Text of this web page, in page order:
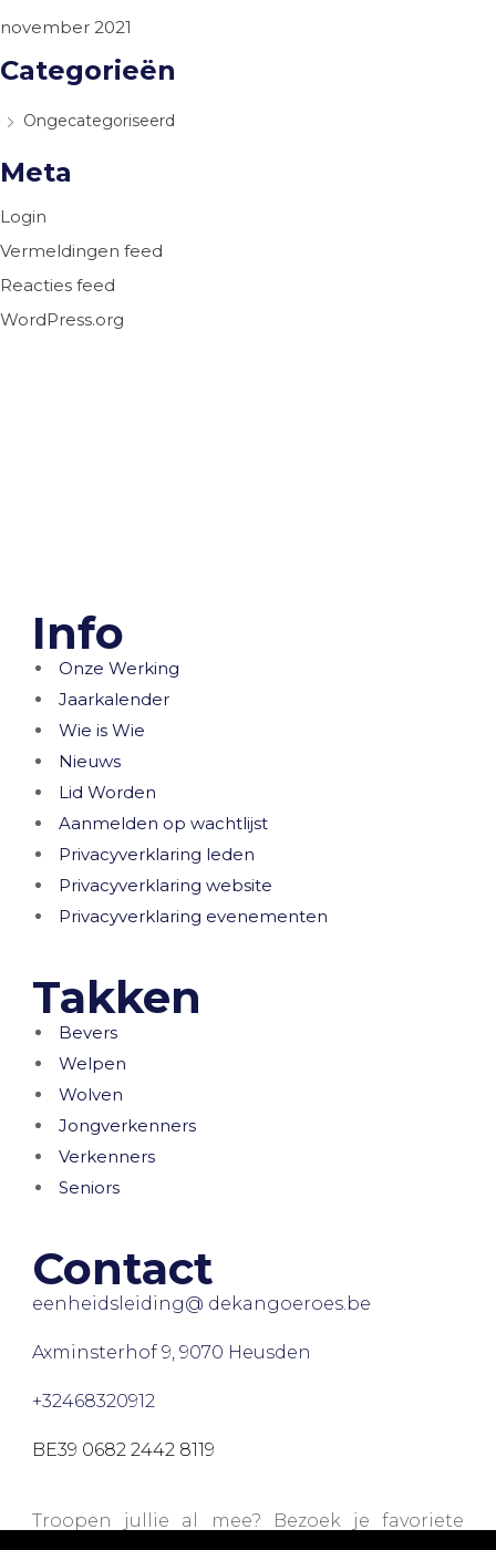
november 2021
Categorieën
Ongecategoriseerd
Meta
Login
Vermeldingen feed
Reacties feed
WordPress.org
Info
Onze Werking
Jaarkalender
Wie is Wie
Nieuws
Lid Worden
Aanmelden op wachtlijst
Privacyverklaring leden
Privacyverklaring website
Privacyverklaring evenementen
Takken
Bevers
Welpen
Wolven
Jongverkenners
Verkenners
Seniors
Contact
eenheidsleiding@ dekangoeroes.be
Axminsterhof 9, 9070 Heusden
+32468320912
BE39 0682 2442 8119
Troopen jullie al mee? Bezoek je favoriete